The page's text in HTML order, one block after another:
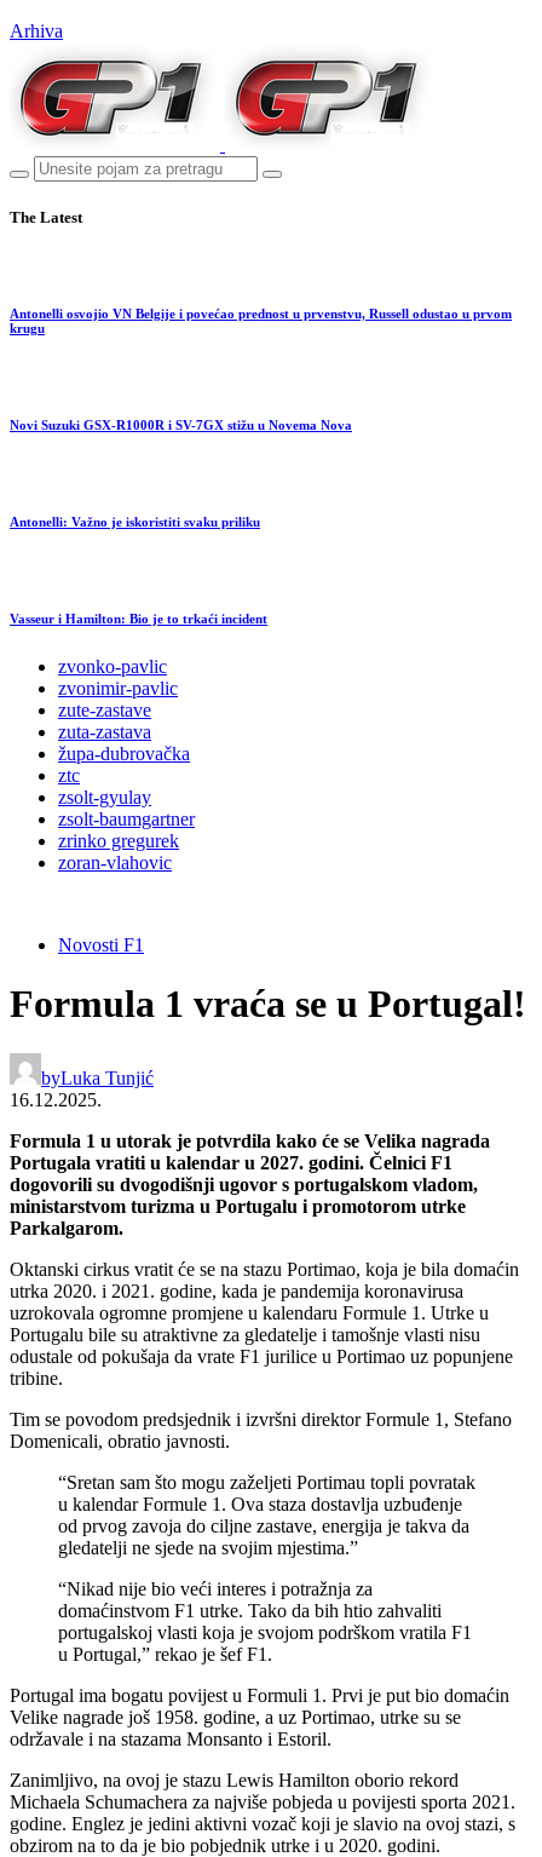
Arhiva
The Latest
Antonelli osvojio VN Belgije i povećao prednost u prvenstvu, Russell odustao u prvom
krugu
Novi Suzuki GSX-R1000R i SV-7GX stižu u Novema Nova
Antonelli: Važno je iskoristiti svaku priliku
Vasseur i Hamilton: Bio je to trkaći incident
zvonko-pavlic
zvonimir-pavlic
zute-zastave
zuta-zastava
župa-dubrovačka
ztc
zsolt-gyulay
zsolt-baumgartner
zrinko gregurek
zoran-vlahovic
Novosti F1
Formula 1 vraća se u Portugal!
byLuka Tunjić
16.12.2025.
Formula 1 u utorak je potvrdila kako će se Velika nagrada
Portugala vratiti u kalendar u 2027. godini. Čelnici F1
dogovorili su dvogodišnji ugovor s portugalskom vladom,
ministarstvom turizma u Portugalu i promotorom utrke
Parkalgarom.
Oktanski cirkus vratit će se na stazu Portimao, koja je bila domaćin
utrka 2020. i 2021. godine, kada je pandemija koronavirusa
uzrokovala ogromne promjene u kalendaru Formule 1. Utrke u
Portugalu bile su atraktivne za gledatelje i tamošnje vlasti nisu
odustale od pokušaja da vrate F1 jurilice u Portimao uz popunjene
tribine.
Tim se povodom predsjednik i izvršni direktor Formule 1, Stefano
Domenicali, obratio javnosti.
“Sretan sam što mogu zaželjeti Portimau topli povratak
u kalendar Formule 1. Ova staza dostavlja uzbuđenje
od prvog zavoja do ciljne zastave, energija je takva da
gledatelji ne sjede na svojim mjestima.”
“Nikad nije bio veći interes i potražnja za
domaćinstvom F1 utrke. Tako da bih htio zahvaliti
portugalskoj vlasti koja je svojom podrškom vratila F1
u Portugal,” rekao je šef F1.
Portugal ima bogatu povijest u Formuli 1. Prvi je put bio domaćin
Velike nagrade još 1958. godine, a uz Portimao, utrke su se
održavale i na stazama Monsanto i Estoril.
Zanimljivo, na ovoj je stazu Lewis Hamilton oborio rekord
Michaela Schumachera za najviše pobjeda u povijesti sporta 2021.
godine. Englez je jedini aktivni vozač koji je slavio na ovoj stazi, s
obzirom na to da je bio pobjednik utrke i u 2020. godini.